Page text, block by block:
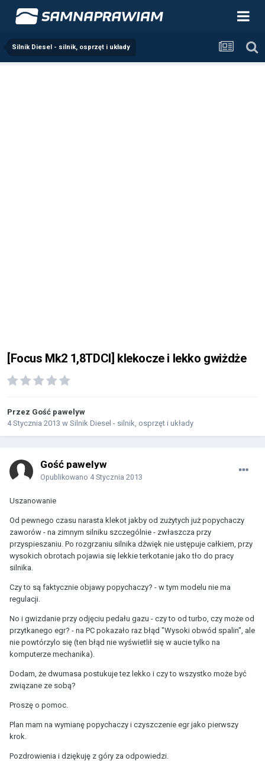
Silnik Diesel - silnik, osprzęt i układy
[Focus Mk2 1,8TDCI] klekocze i lekko gwiżdże
Przez Gość pawelyw
4 Stycznia 2013 w Silnik Diesel - silnik, osprzęt i układy
Gość pawelyw
Opublikowano 4 Stycznia 2013
Uszanowanie
Od pewnego czasu narasta klekot jakby od zużytych już popychaczy
zaworów - na zimnym silniku szczególnie - zwłaszcza przy
przyspieszaniu. Po rozgrzaniu silnika dźwięk nie ustępuje całkiem, przy
wysokich obrotach pojawia się lekkie terkotanie jako tło do pracy
silnika.
Czy to są faktycznie objawy popychaczy? - w tym modelu nie ma
regulacji.
No i gwizdanie przy odjęciu pedału gazu - czy to od turbo, czy może od
przytkanego egr? - na PC pokazało raz błąd "Wysoki obwód spalin", ale
nie powtórzylo się (ten błąd nie wyświetlił się w aucie tylko na
komputerze mechanika).
Dodam, że dwumasa postukuje tez lekko i czy to wszystko może być
związane ze sobą?
Proszę o pomoc.
Plan mam na wymianę popychaczy i czyszczenie egr jako pierwszy
krok.
Pozdrowienia i dziękuję z góry za odpowiedzi.